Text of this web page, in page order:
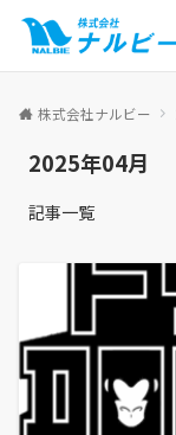
株式会社ナルビー
2025年04月
記事一覧